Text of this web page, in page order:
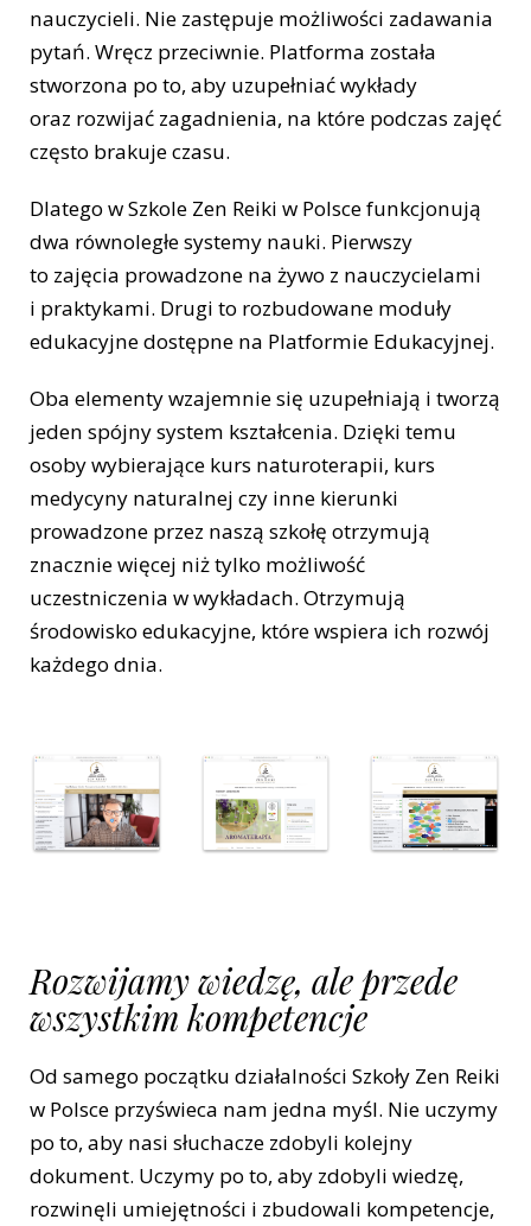
nauczycieli. Nie zastępuje możliwości zadawania
pytań. Wręcz przeciwnie. Platforma została
stworzona po to, aby uzupełniać wykłady
oraz rozwijać zagadnienia, na które podczas zajęć
często brakuje czasu.
Dlatego w Szkole Zen Reiki w Polsce funkcjonują
dwa równoległe systemy nauki. Pierwszy
to zajęcia prowadzone na żywo z nauczycielami
i praktykami. Drugi to rozbudowane moduły
edukacyjne dostępne na Platformie Edukacyjnej.
Oba elementy wzajemnie się uzupełniają i tworzą
jeden spójny system kształcenia. Dzięki temu
osoby wybierające kurs naturoterapii, kurs
medycyny naturalnej czy inne kierunki
prowadzone przez naszą szkołę otrzymują
znacznie więcej niż tylko możliwość
uczestniczenia w wykładach. Otrzymują
środowisko edukacyjne, które wspiera ich rozwój
każdego dnia.
Rozwijamy wiedzę, ale przede
wszystkim kompetencje
Od samego początku działalności Szkoły Zen Reiki
w Polsce przyświeca nam jedna myśl. Nie uczymy
po to, aby nasi słuchacze zdobyli kolejny
dokument. Uczymy po to, aby zdobyli wiedzę,
rozwinęli umiejętności i zbudowali kompetencje,